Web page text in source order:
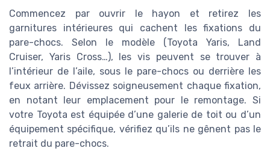
Commencez par ouvrir le hayon et retirez les
garnitures intérieures qui cachent les fixations du
pare-chocs. Selon le modèle (Toyota Yaris, Land
Cruiser, Yaris Cross…), les vis peuvent se trouver à
l’intérieur de l’aile, sous le pare-chocs ou derrière les
feux arrière. Dévissez soigneusement chaque fixation,
en notant leur emplacement pour le remontage. Si
votre Toyota est équipée d’une galerie de toit ou d’un
équipement spécifique, vérifiez qu’ils ne gênent pas le
retrait du pare-chocs.